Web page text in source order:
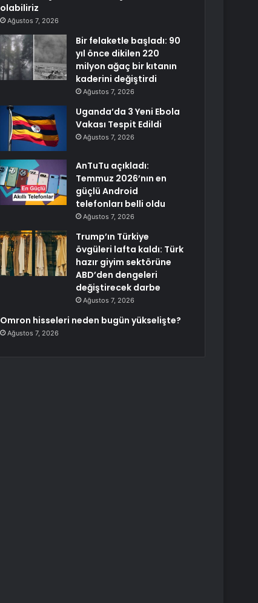
olabiliriz
Ağustos 7, 2026
Bir felaketle başladı: 90
yıl önce dikilen 220
milyon ağaç bir kıtanın
kaderini değiştirdi
Ağustos 7, 2026
Uganda’da 3 Yeni Ebola
Vakası Tespit Edildi
Ağustos 7, 2026
AnTuTu açıkladı:
Temmuz 2026’nın en
güçlü Android
telefonları belli oldu
Ağustos 7, 2026
Trump’ın Türkiye
övgüleri lafta kaldı: Türk
hazır giyim sektörüne
ABD’den dengeleri
değiştirecek darbe
Ağustos 7, 2026
Omron hisseleri neden bugün yükselişte?
Ağustos 7, 2026